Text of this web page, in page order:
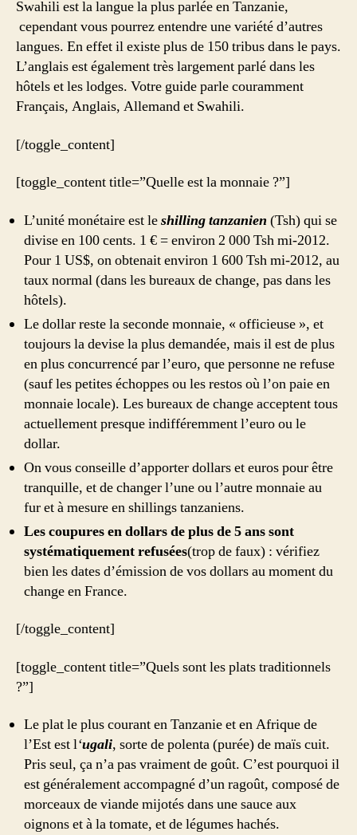
Swahili est la langue la plus parlée en Tanzanie,
cependant vous pourrez entendre une variété d’autres
langues. En effet il existe plus de 150 tribus dans le pays.
L’anglais est également très largement parlé dans les
hôtels et les lodges. Votre guide parle couramment
Français, Anglais, Allemand et Swahili.
[/toggle_content]
[toggle_content title=”Quelle est la monnaie ?”]
L’unité monétaire est leshilling tanzanien (Tsh) qui se
divise en 100 cents. 1 € = environ 2 000 Tsh mi-2012.
Pour 1 US$, on obtenait environ 1 600 Tsh mi-2012, au
taux normal (dans les bureaux de change, pas dans les
hôtels).
Le dollar reste la seconde monnaie, « officieuse », et
toujours la devise la plus demandée, mais il est de plus
en plus concurrencé par l’euro, que personne ne refuse
(sauf les petites échoppes ou les restos où l’on paie en
monnaie locale). Les bureaux de change acceptent tous
actuellement presque indifféremment l’euro ou le
dollar.
On vous conseille d’apporter dollars et euros pour être
tranquille, et de changer l’une ou l’autre monnaie au
fur et à mesure en shillings tanzaniens.
Les coupures en dollars de plus de 5 ans sont
systématiquement refusées(trop de faux) : vérifiez
bien les dates d’émission de vos dollars au moment du
change en France.
[/toggle_content]
[toggle_content title=”Quels sont les plats traditionnels
?”]
Le plat le plus courant en Tanzanie et en Afrique de
l’Est est l‘ugali, sorte de polenta (purée) de maïs cuit.
Pris seul, ça n’a pas vraiment de goût. C’est pourquoi il
est généralement accompagné d’un ragoût, composé de
morceaux de viande mijotés dans une sauce aux
oignons et à la tomate, et de légumes hachés.